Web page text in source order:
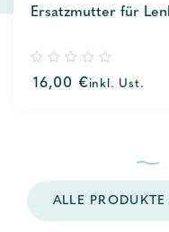
Ersatzmutter für
out
16,00 €inkl. Ust.
ALLE